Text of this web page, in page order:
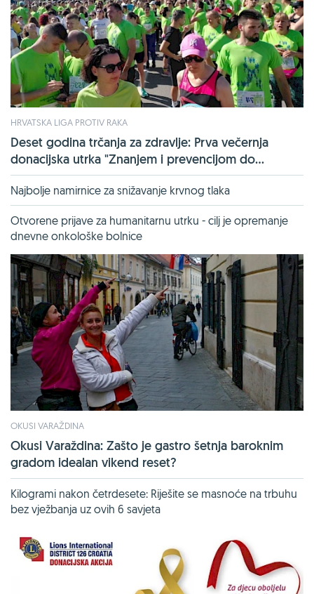
HRVATSKA LIGA PROTIV RAKA
Deset godina trčanja za zdravlje: Prva večernja
donacijska utrka "Znanjem i prevencijom do...
Najbolje namirnice za snižavanje krvnog tlaka
Otvorene prijave za humanitarnu utrku - cilj je opremanje
dnevne onkološke bolnice
OKUSI VARAŽDINA
Okusi Varaždina: Zašto je gastro šetnja baroknim
gradom idealan vikend reset?
Kilogrami nakon četrdesete: Riješite se masnoće na trbuhu
bez vježbanja uz ovih 6 savjeta